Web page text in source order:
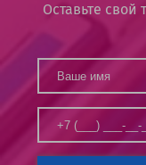
Оставьте